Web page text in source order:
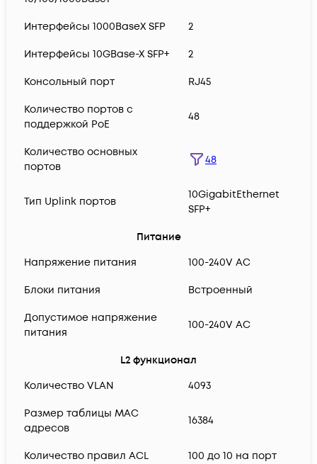
Интерфейсы 1000BaseX SFP 2
Интерфейсы 10GBase-X SFP+ 2
Консольный порт RJ45
Количество портов с
поддержкой PoE
48
Количество основных
портов
48
Тип Uplink портов
10GigabitEthernet
SFP+
Питание
Напряжение питания
100-240V AC
Блоки питания Встроенный
Допустимое напряжение
питания
100-240V AC
L2 функционал
Количество VLAN
4093
Размер таблицы MAC
адресов
16384
Количество правил ACL 100 до 10 на порт